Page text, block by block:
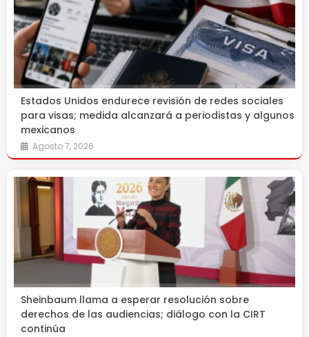
Estados Unidos endurece revisión de redes sociales
para visas; medida alcanzará a periodistas y algunos
mexicanos
Agosto 7, 2026
Sheinbaum llama a esperar resolución sobre
derechos de las audiencias; diálogo con la CIRT
continúa